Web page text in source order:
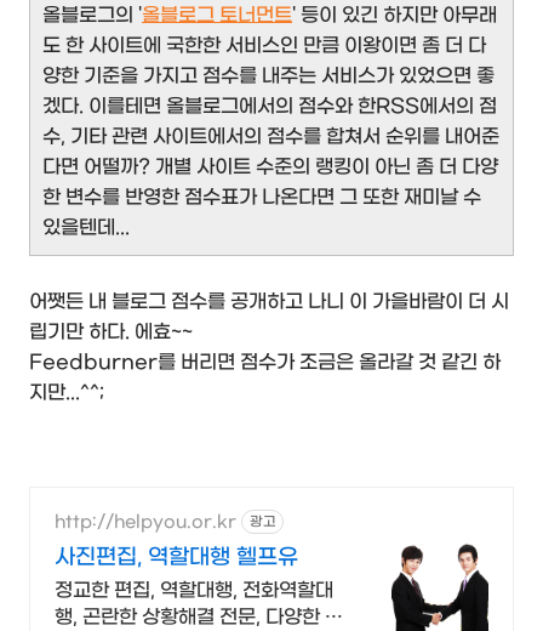
올블로그의 '올블로그 토너먼트' 등이 있긴 하지만 아무래
도 한 사이트에 국한한 서비스인 만큼 이왕이면 좀 더 다
양한 기준을 가지고 점수를 내주는 서비스가 있었으면 좋
겠다. 이를테면 올블로그에서의 점수와 한RSS에서의 점
수, 기타 관련 사이트에서의 점수를 합쳐서 순위를 내어준
다면 어떨까? 개별 사이트 수준의 랭킹이 아닌 좀 더 다양
한 변수를 반영한 점수표가 나온다면 그 또한 재미날 수
있을텐데...
어쨋든 내 블로그 점수를 공개하고 나니 이 가을바람이 더 시
립기만 하다. 에효~~
Feedburner를 버리면 점수가 조금은 올라갈 것 같긴 하
지만...^^;
http://helpyou.or.kr 광고
사진편집, 역할대행 헬프유
정교한 편집, 역할대행, 전화역할대
행, 곤란한 상황해결 전문, 다양한 사